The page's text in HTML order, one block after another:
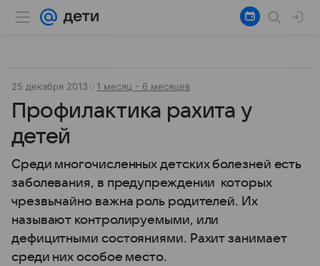
25 декабря 2013 1 месяц - 6 месяцев
Профилактика рахита у
детей
Среди многочисленных детских болезней есть
заболевания, в предупреждении которых
чрезвычайно важна роль родителей. Их
называют контролируемыми, или
дефицитными состояниями. Рахит занимает
среди них особое место.